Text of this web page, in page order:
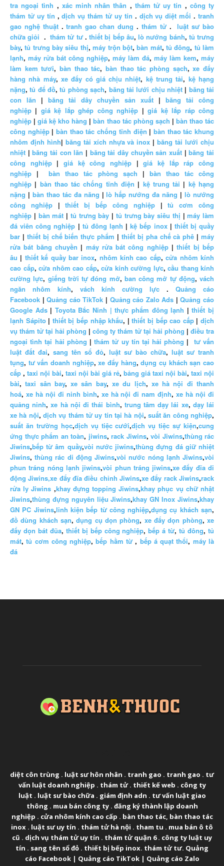
tra ngoại tình , xác minh nhân thân , thám tử uy tín , công ty
thám tử uy tín ,dịch vụ thám tử uy tín . dịch vụ diệt mối .tranh
gao nghệ thuật.tranh gao chan dung . thám tử.luật sư bào
chữa giỏi .thám tử tư.thiết bị bếp âu,lò nướng bánh, tủ trưng
bày,tủ trưng bày siêu thị,máy trộn bột,bàn mát, tủ đông, tủ làm
lạnh, máy rửa bát công nghiệp, máy làm đá, máy làm kem, máy
làm kem tươi,bàn thao tác,bàn thao tác phòng sạch,xe đẩy
hàng nhà máy, xe đẩy có giá chịu nhiệt, kệ trung tải, kệ hạng
nặng,tủ để đồ,tủ phòng sạch, băng tải lưới chịu nhiệt| băng tải
con lăn | băng tải dây chuyền sản xuất | băng tải công
nghiệp | giá kệ lắp ghép công nghiệp |giá kệ lắp ráp công
nghiệp |giá kệ kho hàng |bàn thao tác phòng sạch | bàn thao tác
công nghiệp|bàn thao tác chống tĩnh điện | bàn thao tác khung
nhôm định hình| băng tải xích nhựa và inox |băng tải lưới chịu
nhiệt |băng tải con lăn | băng tải dây chuyền sản xuất |băng tải
công nghiệp|giá kệ công nghiệp |giá kệ lắp ráp công
nghiệp |bàn thao tác phòng sạch | bàn thao tác công
nghiệp | bàn thao tác chống tĩnh điện | kệ trung tải | kệ hạng
nặng | bàn thao tác đa năng |lò hấp nướng đa năng |lò nướng
công nghiệp|thiết bị bếp công nghiệp|tủ cơm công
nghiệp | bàn mát | tủ trưng bày | tủ trưng bày siêu thị |máy làm
đá viên công nghiệp | tủ đông lạnh |kệ bếp inox| thiết bị quầy
bar | thiết bị chế biến thực phẩm | thiết bị pha chế cà phê | máy
rửa bát băng chuyền | máy rửa bát công nghiệp|thiết bị bếp
âu | thiết kế quầy bar inox, nhôm kính cao cấp,cửa nhôm kính
cao cấp, cửa nhôm cao cấp, cửa kính cường lực, cầu thang kính
cường lực, giếng trời tự đóng mở, ban công mở tự động, vách
ngăn nhôm kính, vách kính cường lực . Quảng cáo
Facebook |Quảng cáo TikTok | Quảng cáo Zalo Ads |Quảng cáo
Google Ads| Toyota Bắc Ninh | thực phẩm đông lạnh |thiết bị
lạnh Sápito | thiết bị bếp nhập khẩu, |thiết bị bếp cao cấp|dịch
vụ thám tử tại hải phòng | công ty thám tử tại hải phòng | điều tra
ngoại tình tại hải phòng |thám tử uy tín tại hải phòng | tư vấn
luật đất đai, sang tên sổ đỏ, luật sư bào chữa, luật sư tranh
tụng, tư vấn doanh nghiệp,xe đẩy hàng,dụng cụ khách sạn cao
cấp , taxi nội bài, taxi nội bài giá rẻ, bảng giá taxi nội bài, taxi nội
bài,taxi sân bay,xe sân bay,xe du lịch, xe hà nội đi thanh
hoá, xe hà nội đi ninh bình, xe hà nội đi nam định,xe hà nội đi
quảng ninh,xe hà nội đi thái bình, trung tâm dạy lái xe, dạy lái
xe hà nội,dịch vụ thám tử uy tín tại hà nội,suất ăn công nghiệp,
suất ăn trường học,dịch vụ tiệc cưới,dịch vụ tiệc sự kiện,cung
ứng thực phẩm an toàn, jiwins, rack Jiwins, vòi Jiwins,thùng rác
Jiwins,bếp từ âm quầy,vòi nước jiwins,thùng đựng đá giữ nhiệt
Jiwins,thùng rác di động Jiwins,vòi nước nóng lạnh Jiwins,vòi
phun tráng nóng lạnh jiwins,vòi phun tráng jiwins,xe đẩy đĩa di
động Jiwins,xe đẩy đĩa điều chỉnh Jiwins,xe đẩy rack Jiwins,rack
rửa ly Jiwins ,khay đựng topping Jiwins,khay phục vụ chữ nhật
Jiwins,thùng đựng nguyên liệu Jiwins,khay GN Inox Jiwins,khay
GN PC Jiwins,linh kiện bếp từ công nghiệp,dụng cụ khách sạn,
đồ dùng khách sạn,dụng cụ dọn phòng, xe đẩy dọn phòng,xe
đẩy dọn bát đũa, thiết bị bếp công nghiệp,bếp á từ,tủ đông,tủ
mát,tủ cơm công nghiệp,bếp hầm từ , bếp á quạt thổi, máy là
đá
diệt côn trùng . luật sư hôn nhân . tranh gao . tranh gao . tư
vấn luật doanh nghiệp . thám tử. thiết kế web . công ty
luật . luật sư bào chữa . giám định adn . tư vấn luật giao
thông . mua bán công ty. đăng ký thành lập doanh
nghiệp . cửa nhôm kính cao cấp . bàn thao tác, bàn thao tác
inox . luật sư uy tín . thám tử hà nội . tham tu . mua bán ô tô
cũ . dịch vụ thám tử uy tín . thám tử quận 6. công ty luật uy
tín . sang tên sổ đỏ . thiết bị bếp inox. thám tử tư. Quảng
cáo Facebook| Quảng cáo TikTok| Quảng cáo Zalo